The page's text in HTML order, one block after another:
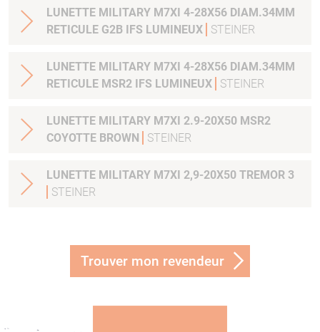
LUNETTE MILITARY M7XI 4-28X56 DIAM.34MM
RETICULE G2B IFS LUMINEUX
STEINER
LUNETTE MILITARY M7XI 4-28X56 DIAM.34MM
RETICULE MSR2 IFS LUMINEUX
STEINER
LUNETTE MILITARY M7XI 2.9-20X50 MSR2
COYOTTE BROWN
STEINER
LUNETTE MILITARY M7XI 2,9-20X50 TREMOR 3
STEINER
Trouver mon revendeur